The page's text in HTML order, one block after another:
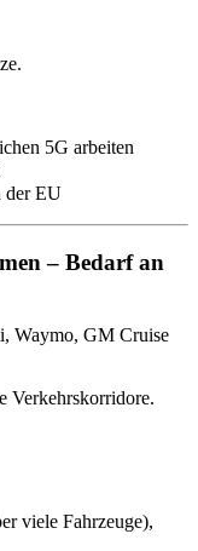
5G arbeiten
der EU
– Bedarf an
Waymo, GM Cruise
Verkehrskorridore.
viele Fahrzeuge),